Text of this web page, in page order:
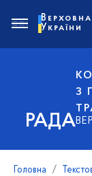
РАДА
З
України
Головна